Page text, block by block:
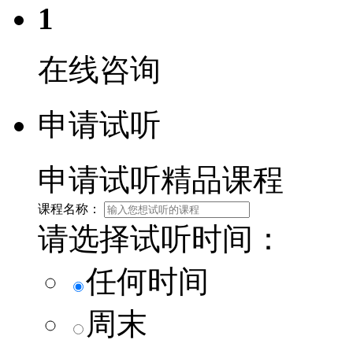
1
在线咨询
申请试听
申请试听精品课程
课程名称：
请选择试听时间：
任何时间
周末